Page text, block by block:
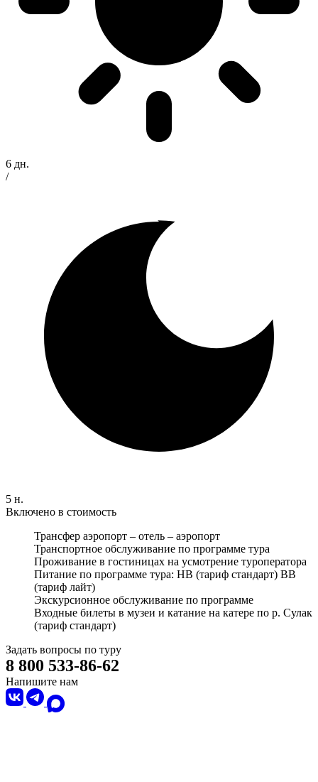
6 дн.
/
5 н.
Включено в стоимость
Трансфер аэропорт – отель – аэропорт
Транспортное обслуживание по программе тура
Проживание в гостиницах на усмотрение туроператора
Питание по программе тура: HB (тариф стандарт) BB
(тариф лайт)
Экскурсионное обслуживание по программе
Входные билеты в музеи и катание на катере по р. Сулак
(тариф стандарт)
Задать вопросы по туру
8 800 533-86-62
Напишите нам